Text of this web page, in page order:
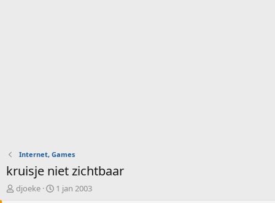
Internet, Games
kruisje niet zichtbaar
O
djoeke
S1 jan 2003